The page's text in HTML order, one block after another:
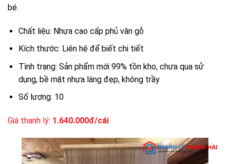
bé.
Chất liệu: Nhựa cao cấp phủ vân gỗ
Kích thước: Liên hệ để biết chi tiết
Tình trạng: Sản phẩm mới 99% tồn kho, chưa qua sử
dụng, bề mặt nhựa láng đẹp, không trầy
Số lượng: 10
Giá thanh lý: 1.640.000đ/cái